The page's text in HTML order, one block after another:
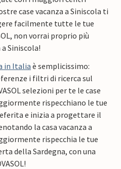
case vacanza a Siniscola ti
facilmente tutte le tue
non vorrai proprio più
Siniscola!
in Italia è semplicissimo:
i filtri di ricerca sul
selezioni per te le case
rispecchiano le tue
e inizia a progettare il
la casa vacanza a
rispecchia le tue
della Sardegna, con una